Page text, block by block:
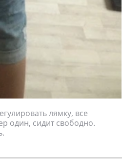
лямку, все
один, сидит свободно.